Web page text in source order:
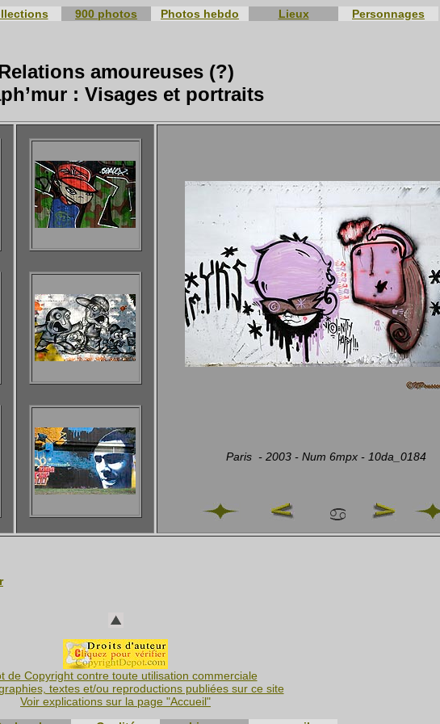
900 photos Photos hebdo Lieux Personnages
amoureuses (?)
: Visages et portraits
Paris - 2003 - Num 6mpx - 10da_0184
de Copyright contre toute utilisation commerciale
textes et/ou reproductions publiées sur ce site
Voir explications sur la page "Accueil"